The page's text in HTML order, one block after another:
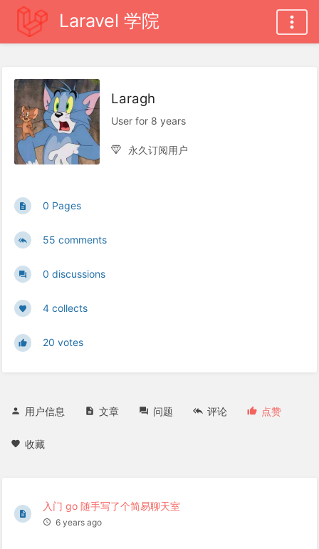
Laravel 学院
Laragh
User for 8 years
永久订阅用户
0 Pages
55 comments
0 discussions
4 collects
20 votes
用户信息 文章 问题 评论 点赞
收藏
入门 go 随手写了个简易聊天室
6 years ago